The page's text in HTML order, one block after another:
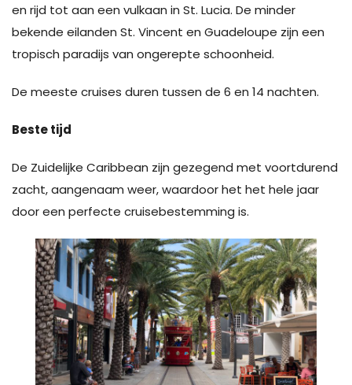
en rijd tot aan een vulkaan in St. Lucia. De minder
bekende eilanden St. Vincent en Guadeloupe zijn een
tropisch paradijs van ongerepte schoonheid.
De meeste cruises duren tussen de 6 en 14 nachten.
Beste tijd
De Zuidelijke Caribbean zijn gezegend met voortdurend
zacht, aangenaam weer, waardoor het het hele jaar
door een perfecte cruisebestemming is.